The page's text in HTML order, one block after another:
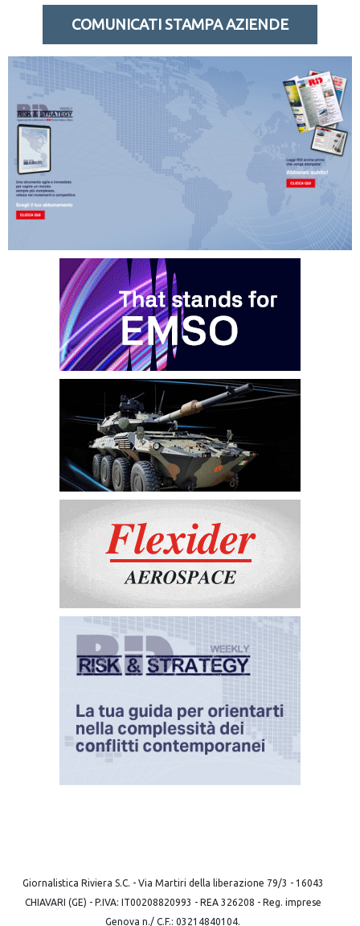
COMUNICATI STAMPA AZIENDE
Giornalistica Riviera S.C. - Via Martiri della liberazione 79/3 - 16043
CHIAVARI (GE) - P.IVA: IT00208820993 - REA 326208 - Reg. imprese
Genova n./ C.F.: 03214840104.